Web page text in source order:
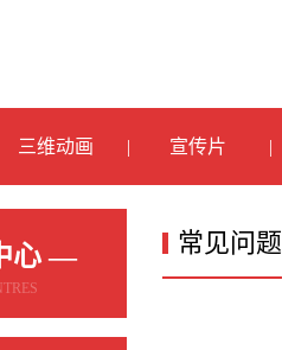
三维动画 宣传片
心 — 常见问题